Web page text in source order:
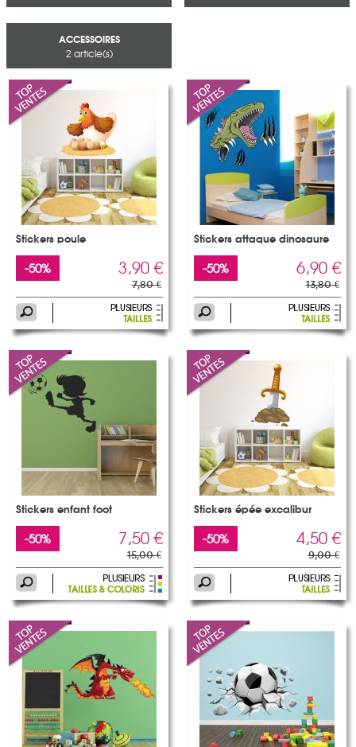
ACCESSOIRES
2 article(s)
Stickers poule
-50% 3,90 €
7,80 €
Stickers attaque dinosaure
-50% 6,90 €
13,80 €
Stickers enfant foot
-50% 7,50 €
15,00 €
Stickers épée excalibur
-50% 4,50 €
9,00 €